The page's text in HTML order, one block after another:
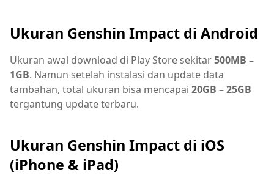
Ukuran Genshin Impact di Android
Ukuran awal download di Play Store sekitar500MB –
1GB. Namun setelah instalasi dan update data
tambahan, total ukuran bisa mencapai 20GB – 25GB
tergantung update terbaru.
Ukuran Genshin Impact di iOS
(iPhone & iPad)